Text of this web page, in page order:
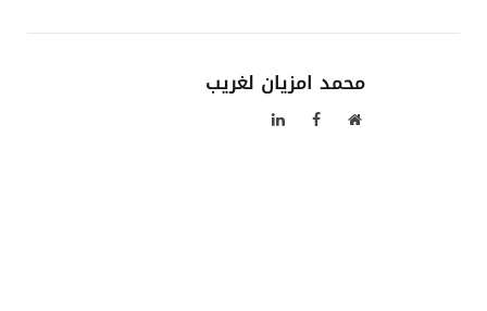
محمد امزيان لغريب
موقع فيسبوكلينكدإن